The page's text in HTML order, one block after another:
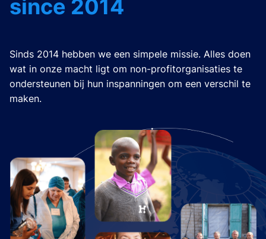
since 2014
Sinds 2014 hebben we een simpele missie. Alles doen
wat in onze macht ligt om non-profitorganisaties te
ondersteunen bij hun inspanningen om een verschil te
maken.